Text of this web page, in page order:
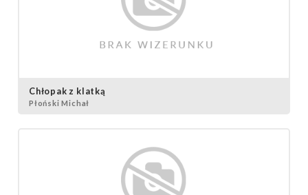
Chłopak z klatką
Płoński Michał